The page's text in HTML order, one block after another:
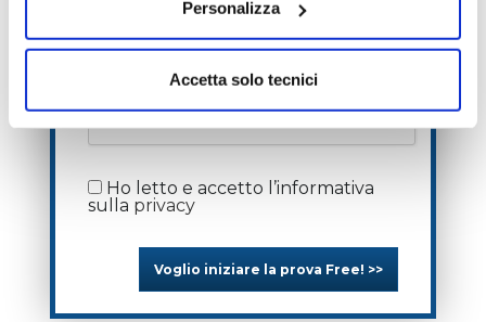
Personalizza
Accetta solo tecnici
Ho letto e accetto l’informativa
sulla privacy
Voglio iniziare la prova Free! >>